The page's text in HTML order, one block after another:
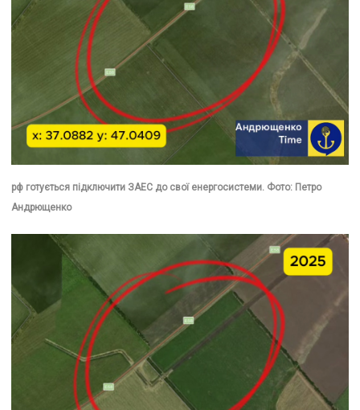
рф готується підключити ЗАЕС до свої енергосистеми. Фото: Петро
Андрющенко